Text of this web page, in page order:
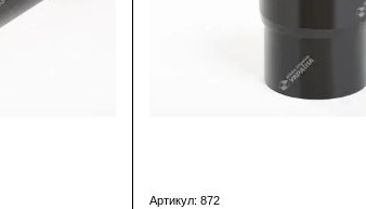
Артикул: 872